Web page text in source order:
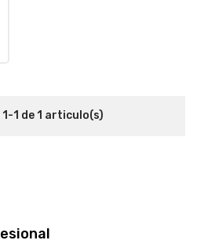
1 de 1 articulo(s)